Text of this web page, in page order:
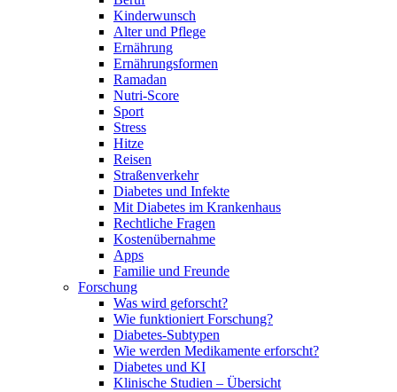
Kinderwunsch
Alter und Pflege
Ernährung
Ernährungsformen
Ramadan
Nutri-Score
Sport
Stress
Hitze
Reisen
Straßenverkehr
Diabetes und Infekte
Mit Diabetes im Krankenhaus
Rechtliche Fragen
Kostenübernahme
Apps
Familie und Freunde
Forschung
Was wird geforscht?
Wie funktioniert Forschung?
Diabetes-Subtypen
Wie werden Medikamente erforscht?
Diabetes und KI
Klinische Studien – Übersicht